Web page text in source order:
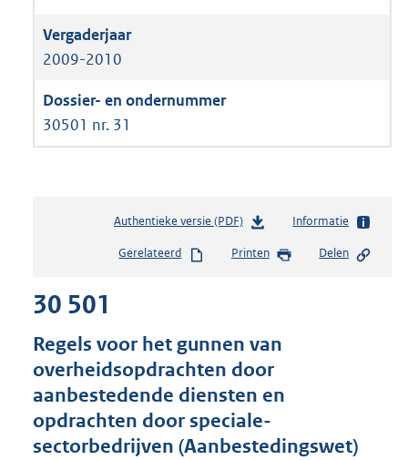
2009-2010
30501 nr. 31
Authentieke versie (PDF)b
s
s
g
r
o
o
t
Informatie
Gerelateerd Printen Delen
30 501
Regels voor het gunnen van
overheidsopdrachten door
aanbestedende diensten en
opdrachten door speciale-
sectorbedrijven (Aanbestedingswet)